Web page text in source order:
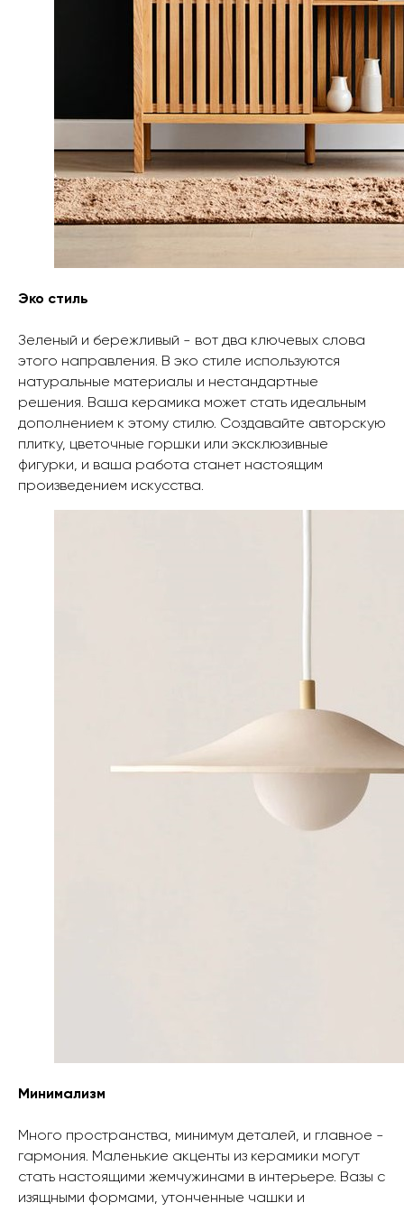
Эко стиль
Зеленый и бережливый - вот два ключевых слова
этого направления. В эко стиле используются
натуральные материалы и нестандартные
решения. Ваша керамика может стать идеальным
дополнением к этому стилю. Создавайте авторскую
плитку, цветочные горшки или эксклюзивные
фигурки, и ваша работа станет настоящим
произведением искусства.
Минимализм
Много пространства, минимум деталей, и главное -
гармония. Маленькие акценты из керамики могут
стать настоящими жемчужинами в интерьере. Вазы с
изящными формами, утонченные чашки и